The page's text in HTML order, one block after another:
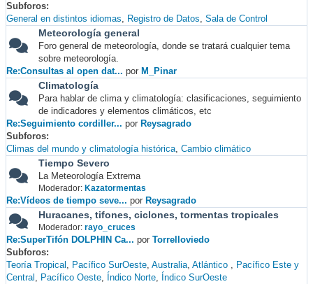
Subforos
General en distintos idiomas
Registro de Datos Sala de Control
Meteorología general
Foro general de meteorología, donde se tratará cualquier tema
sobre meteorología.
Re:Consultas al open dat... por M_Pinar
Climatología
Para hablar de clima y climatología: clasificaciones, seguimiento
de indicadores y elementos climáticos, etc
Re:Seguimiento cordiller... por Reysagrado
Subforos
Climas del mundo y climatología histórica Cambio climático
Tiempo Severo
La Meteorología Extrema
Moderador: Kazatormentas
Re:Vídeos de tiempo seve... por Reysagrado
Huracanes, tifones, ciclones, tormentas tropicales
Moderador: rayo_cruces
Re:SuperTifón DOLPHIN Ca... por Torrelloviedo
Subforos
Teoría Tropical
Pacífico SurOeste Australia Atlántico
Pacífico Este y
Central
Pacífico Oeste Índico Norte Índico SurOeste